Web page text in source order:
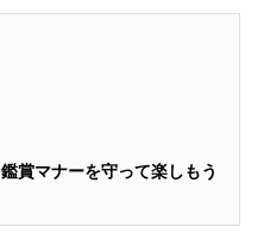
賞マナーを守って楽しもう